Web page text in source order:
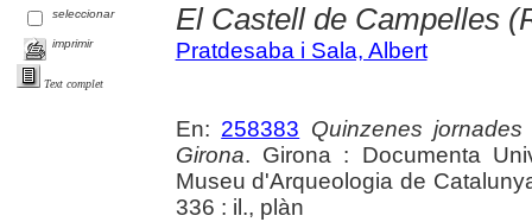
seleccionar
imprimir
Text complet
El Castell de Campelles
Pratdesaba i Sala, Albert
En: 258383 Quinzenes
Girona. Girona : Documenta
Museu d'Arqueologia de
336 : il., plàn